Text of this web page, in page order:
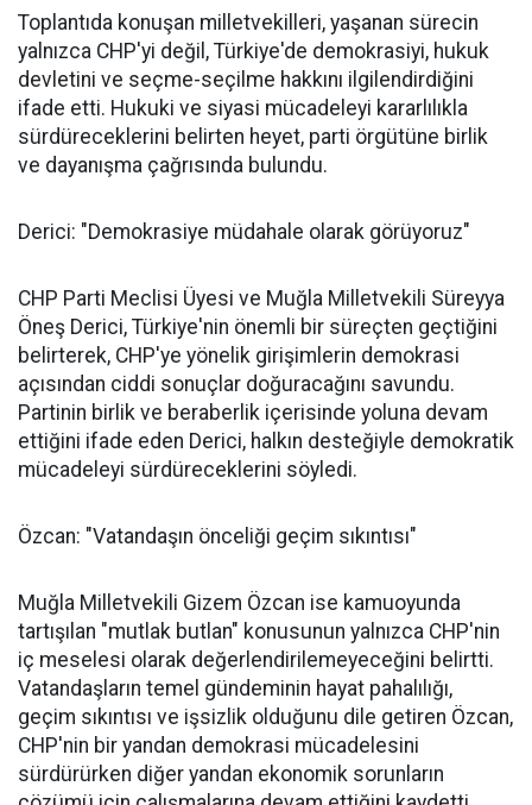
Toplantıda konuşan milletvekilleri, yaşanan sürecin
yalnızca CHP'yi değil, Türkiye'de demokrasiyi, hukuk
devletini ve seçme-seçilme hakkını ilgilendirdiğini
ifade etti. Hukuki ve siyasi mücadeleyi kararlılıkla
sürdüreceklerini belirten heyet, parti örgütüne birlik
ve dayanışma çağrısında bulundu.
Derici: "Demokrasiye müdahale olarak görüyoruz"
CHP Parti Meclisi Üyesi ve Muğla Milletvekili Süreyya
Öneş Derici, Türkiye'nin önemli bir süreçten geçtiğini
belirterek, CHP'ye yönelik girişimlerin demokrasi
açısından ciddi sonuçlar doğuracağını savundu.
Partinin birlik ve beraberlik içerisinde yoluna devam
ettiğini ifade eden Derici, halkın desteğiyle demokratik
mücadeleyi sürdüreceklerini söyledi.
Özcan: "Vatandaşın önceliği geçim sıkıntısı"
Muğla Milletvekili Gizem Özcan ise kamuoyunda
tartışılan "mutlak butlan" konusunun yalnızca CHP'nin
iç meselesi olarak değerlendirilemeyeceğini belirtti.
Vatandaşların temel gündeminin hayat pahalılığı,
geçim sıkıntısı ve işsizlik olduğunu dile getiren Özcan,
CHP'nin bir yandan demokrasi mücadelesini
sürdürürken diğer yandan ekonomik sorunların